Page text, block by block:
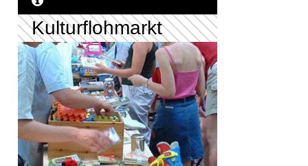
Kulturflohmarkt